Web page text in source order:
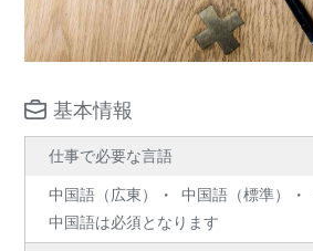
基本情報
仕事で必要な言語
中国語（広東） 中国語（標準）
中国語は必須となります